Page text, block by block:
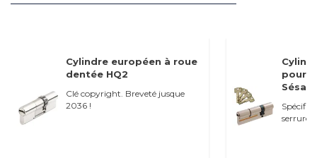
Cylindre européen à roue
dentée HQ2
Clé copyright. Breveté jusque
2036 !
pour
serrures